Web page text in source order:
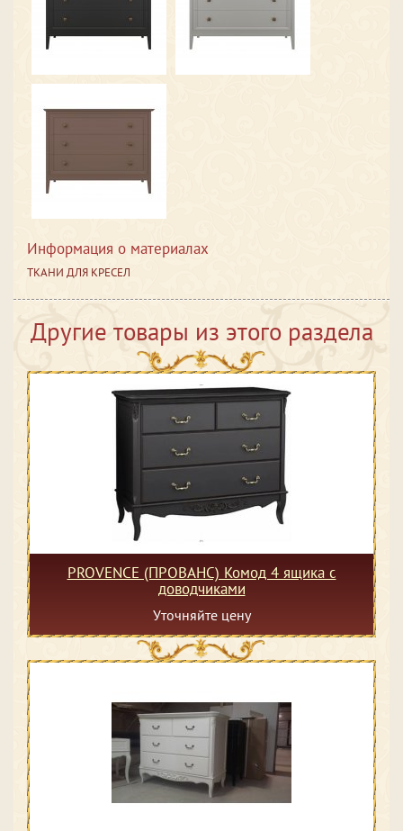
Информация о материалах
ТКАНИ ДЛЯ КРЕСЕЛ
Другие товары из этого раздела
PROVENCE (ПРОВАНС) Комод 4 ящика с
доводчиками
Уточняйте цену